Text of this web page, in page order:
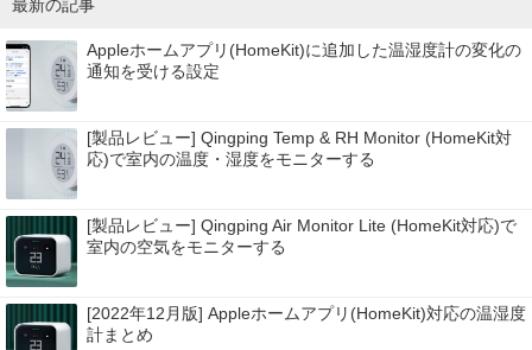
最新の記事
Appleホームアプリ(HomeKit)に追加した温湿度計の変化の
通知を受ける設定
[製品レビュー] Qingping Temp & RH Monitor (HomeKit対
応)で室内の温度・湿度をモニターする
[製品レビュー] Qingping Air Monitor Lite (HomeKit対応)で
室内の空気をモニターする
[2022年12月版] Appleホームアプリ(HomeKit)対応の温湿度
計まとめ